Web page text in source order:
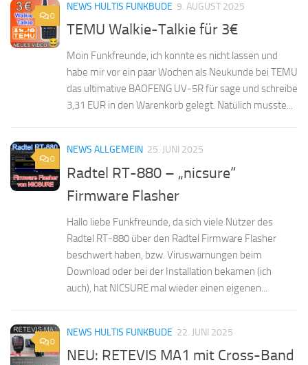
0
NEWS HULTIS FUNKBUDE 9. AUGUST 2025
TEMU Walkie-Talkie für 3€
Moin Funkfreunde, ich konnte es nicht lassen und
habe mir vor ein paar Wochen als Neukunde bei TEMU
das ultimative BAOFENG UV-5R für sage und schreibe
3,31 EUR in den Warenkorb gelegt. Natülich musste...
0
NEWS ALLGEMEIN 25. JUNI 2025
Radtel RT-880 – „nicsure“
Firmware Flasher
Hallo liebe Funkfreunde, da sich viele Nutzer des
Radtel RT-880 über den Radtel Firmware Flasher
beschwert haben, bzw. Viruswarnungen beim
Download oder bei der Installation bekamen (ich
auch), hat NICSURE mal wieder einen eigenen...
0
NEWS HULTIS FUNKBUDE 22. JUNI 2025
NEU: RETEVIS MA1 mit Cross-Band